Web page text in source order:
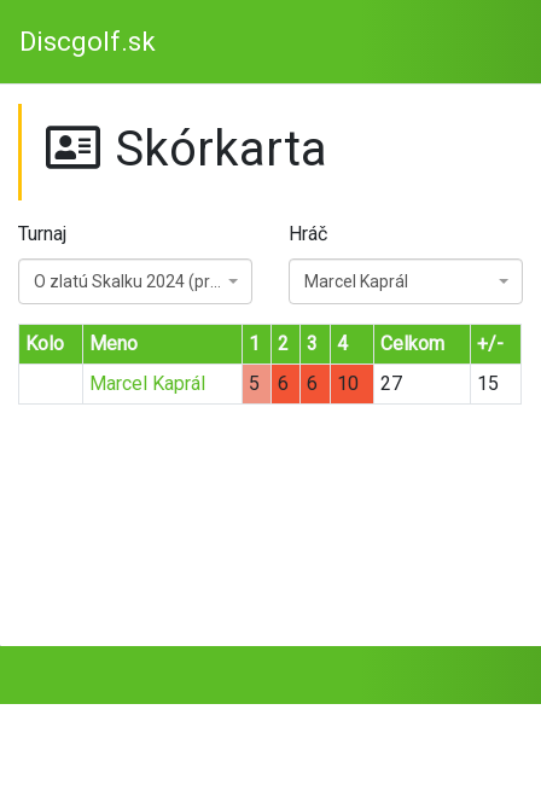
Discgolf.sk
Skórkarta
Turnaj Hráč
Marcel Kaprál
Kolo Meno 1 2 3 4 Celkom
+/-
Marcel Kaprál
5 6 6 10 27 15